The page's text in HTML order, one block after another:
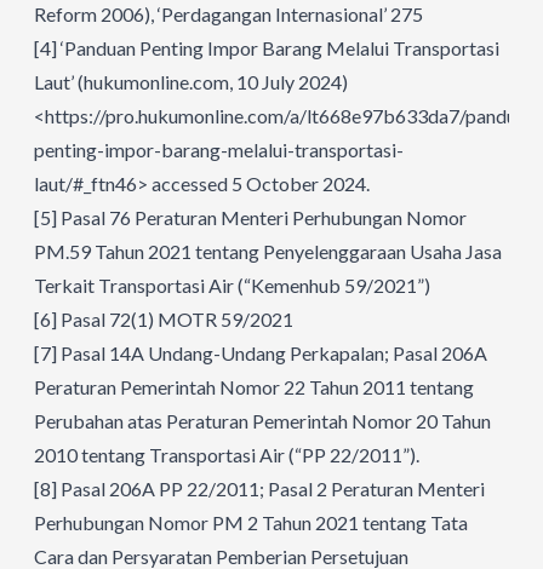
Reform 2006), ‘Perdagangan Internasional’ 275
[4]‘Panduan Penting Impor Barang Melalui Transportasi
Laut’ (hukumonline.com, 10 July 2024)
<https://pro.hukumonline.com/a/lt668e97b633da7/panduan-
penting-impor-barang-melalui-transportasi-
laut/#_ftn46> accessed 5 October 2024.
[5] Pasal 76 Peraturan Menteri Perhubungan Nomor
PM.59 Tahun 2021 tentang Penyelenggaraan Usaha Jasa
Terkait Transportasi Air (“Kemenhub 59/2021”)
[6] Pasal 72(1) MOTR 59/2021
[7] Pasal 14A Undang-Undang Perkapalan; Pasal 206A
Peraturan Pemerintah Nomor 22 Tahun 2011 tentang
Perubahan atas Peraturan Pemerintah Nomor 20 Tahun
2010 tentang Transportasi Air (“PP 22/2011”).
[8] Pasal 206A PP 22/2011; Pasal 2 Peraturan Menteri
Perhubungan Nomor PM 2 Tahun 2021 tentang Tata
Cara dan Persyaratan Pemberian Persetujuan